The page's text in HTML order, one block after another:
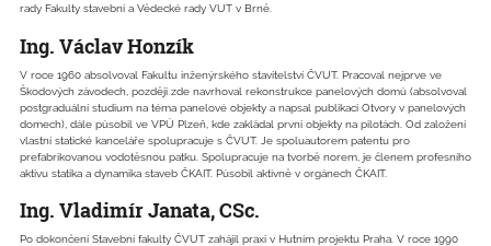
rady Fakulty stavební a Vědecké rady VUT v Brně.
Ing. Václav Honzík
V roce 1960 absolvoval Fakultu inženýrského stavitelství ČVUT. Pracoval nejprve ve
Škodových závodech, později zde navrhoval rekonstrukce panelových domů (absolvoval
postgraduální studium na téma panelové objekty a napsal publikaci Otvory v panelových
domech), dále působil ve VPÚ Plzeň, kde zakládal první objekty na pilotách. Od založení
vlastní statické kanceláře spolupracuje s ČVUT. Je spoluautorem patentu pro
prefabrikovanou vodotěsnou patku. Spolupracuje na tvorbě norem, je členem profesního
aktivu statika a dynamika staveb ČKAIT. Působil aktivně v orgánech ČKAIT.
Ing. Vladimír Janata, CSc.
Po dokončení Stavební fakulty ČVUT zahájil praxi v Hutním projektu Praha. V roce 1990